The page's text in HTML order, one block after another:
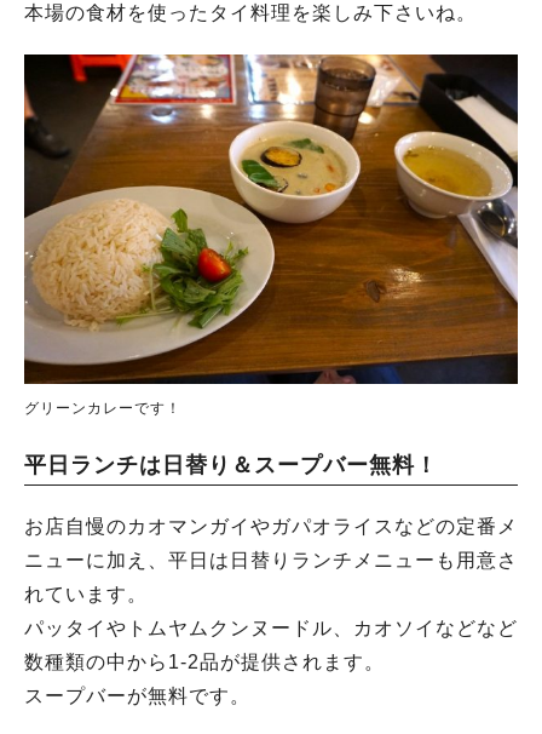
本場の食材を使ったタイ料理を楽しみ下さいね。
グリーンカレーです！
平日ランチは日替り＆スープバー無料！
お店自慢のカオマンガイやガパオライスなどの定番メ
ニューに加え、平日は日替りランチメニューも用意さ
れています。
パッタイやトムヤムクンヌードル、カオソイなどなど
数種類の中から1-2品が提供されます。
スープバーが無料です。